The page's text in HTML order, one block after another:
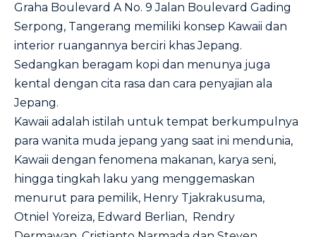
Graha Boulevard A No. 9 Jalan Boulevard Gading
Serpong, Tangerang memiliki konsep Kawaii dan
interior ruangannya berciri khas Jepang.
Sedangkan beragam kopi dan menunya juga
kental dengan cita rasa dan cara penyajian ala
Jepang.
Kawaii adalah istilah untuk tempat berkumpulnya
para wanita muda jepang yang saat ini mendunia,
Kawaii dengan fenomena makanan, karya seni,
hingga tingkah laku yang menggemaskan
menurut para pemilik, Henry Tjakrakusuma,
Otniel Yoreiza, Edward Berlian, Rendry